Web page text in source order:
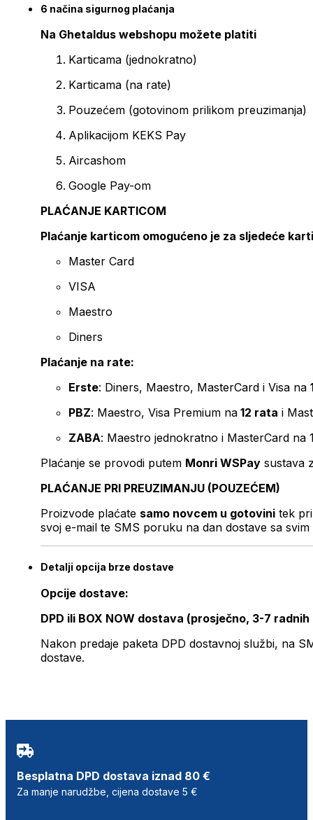
6 načina sigurnog plaćanja
Na Ghetaldus webshopu možete platiti
Karticama (jednokratno)
Karticama (na rate)
Pouzećem (gotovinom prilikom preuzimanja)
Aplikacijom KEKS Pay
Aircashom
Google Pay-om
PLAĆANJE KARTICOM
Plaćanje karticom omogućeno je za sljedeće
Master Card
VISA
Maestro
Diners
Plaćanje na rate:
Erste: Diners, Maestro, MasterCard i Visa na
PBZ: Maestro, Visa Premium na 12 rata i
ZABA: Maestro jednokratno i MasterCard na
Plaćanje se provodi putem Monri WSPay sustava
PLAĆANJE PRI PREUZIMANJU (POUZEĆEM)
Proizvode plaćate samo novcem u gotovini tek
svoj e-mail te SMS poruku na dan dostave sa svim
Detalji opcija brze dostave
Opcije dostave:
DPD ili BOX NOW dostava (prosječno, 3-7 radnih
Nakon predaje paketa DPD dostavnoj službi, na
dostave.
Besplatna DPD dostava iznad 80 €
Za manje narudžbe, cijena dostave 5 €